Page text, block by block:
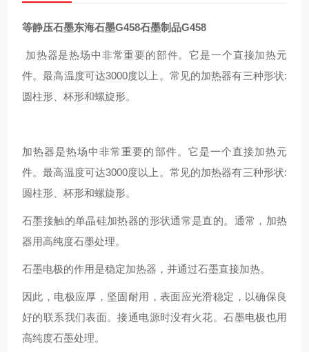
等静压石墨东海石墨G458石墨制品G458
加热器是热场中非常重要的部件。它是一个直接加热元
件。最高温度可达3000度以上。常见的加热器有三种形状:
圆柱形、杯形和螺旋形。
加热器是热场中非常重要的部件。它是一个直接加热元
件。最高温度可达3000度以上。常见的加热器有三种形状:
圆柱形、杯形和螺旋形。
石墨接触的单晶硅加热器的形状通常是直的。通常，加热
器用高纯度石墨处理。
石墨电极的作用是稳定加热器，并通过石墨直接加热。
因此，电极应厚，坚固耐用，表面应光滑稳定，以确保良
好的联系我们表面。接通电源时没有火花。石墨电极也用
高纯度石墨处理。